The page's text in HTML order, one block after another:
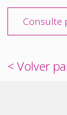
Consulte
< Volver